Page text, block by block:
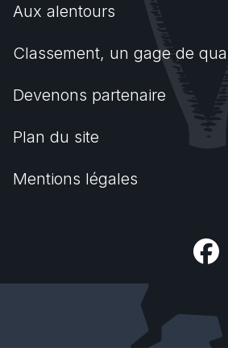
Aux alentours
Classement, un gage de
Devenons partenaire
Plan du site
Mentions légales